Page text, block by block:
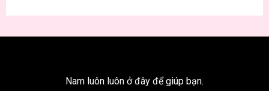
Nam luôn luôn ở đây để giúp bạn.